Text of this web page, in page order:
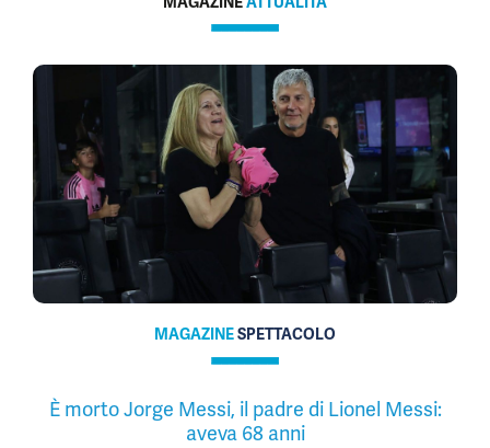
MAGAZINESPETTACOLO
È morto Jorge Messi, il padre di Lionel Messi:
aveva 68 anni